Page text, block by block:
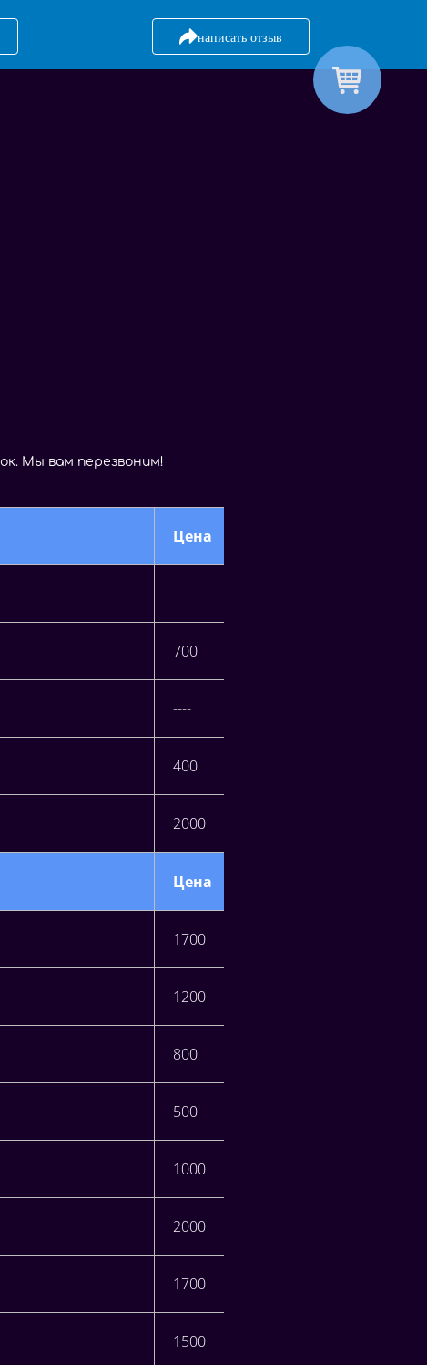
написать отзыв
ок. М ы вам перезвоним!
Цена
700
----
400
2000
Цена
1700
1200
800
500
1000
2000
1700
1500